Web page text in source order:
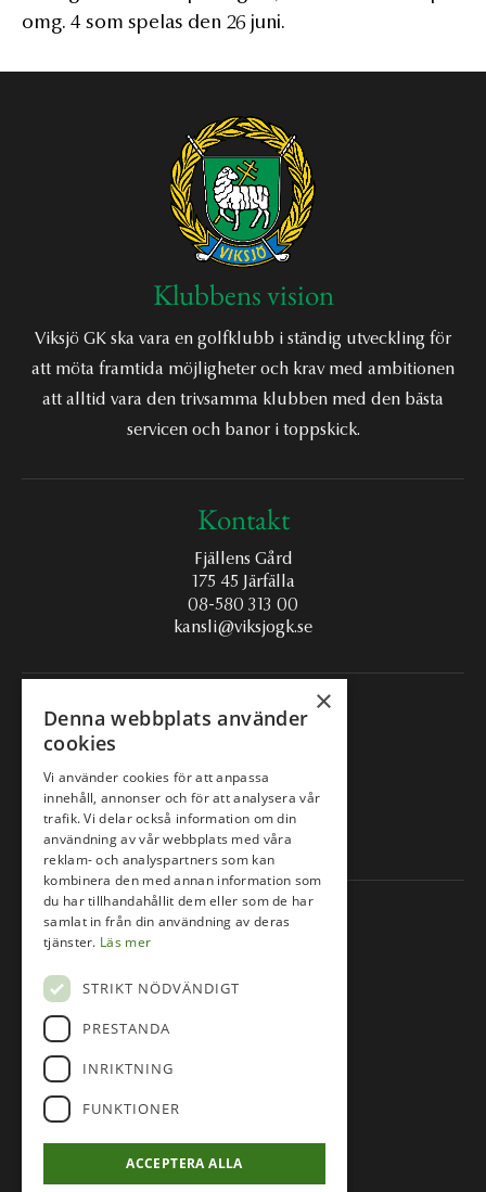
omg. 4 som spelas den 26 juni.
Klubbens vision
Viksjö GK ska vara en golfklubb i ständig utveckling för
att möta framtida möjligheter och krav med ambitionen
att alltid vara den trivsamma klubben med den bästa
servicen och banor i toppskick.
Kontakt
Fjällens Gård
175 45 Järfälla
08-580 313 00
kansli@viksjogk.se
Följ oss på
Instagram
Information
Lektioner & Kurser
Järfälla Golfklubb
Veckans lunch
×
Denna webbplats använder
cookies
Vi använder cookies för att anpassa
innehåll, annonser och för att analysera vår
trafik. Vi delar också information om din
användning av vår webbplats med våra
reklam- och analyspartners som kan
kombinera den med annan information som
du har tillhandahållit dem eller som de har
samlat in från din användning av deras
tjänster. Läs mer
STRIKT NÖDVÄNDIGT
PRESTANDA
INRIKTNING
FUNKTIONER
ACCEPTERA ALLA